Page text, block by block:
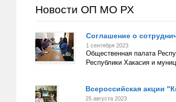
Новости ОП МО РХ
Соглашение о
1 сентября 2023
Общественная палата
Республики Хакасия и
Всероссийская акции
25 августа 2023